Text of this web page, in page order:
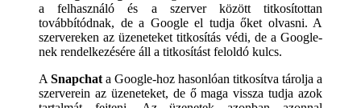
a felhasználó és a szerver között titkosítottan
továbbítódnak, de a Google el tudja őket olvasni. A
szervereken az üzeneteket titkosítás védi, de a Google-
nek rendelkezésére áll a titkosítást feloldó kulcs.
A Snapchat a Google-hoz hasonlóan titkosítva tárolja a
szerverein az üzeneteket, de ő maga vissza tudja azok